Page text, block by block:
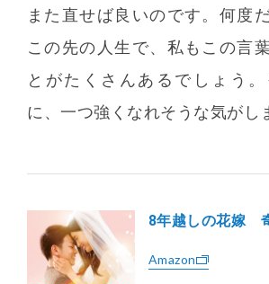
また直せば良いのです。何度
この先の人生で、私もこの言
とがたくさんあるでしょう
に、一つ強くなれそうな気がし
8年越しの花嫁
Amazon